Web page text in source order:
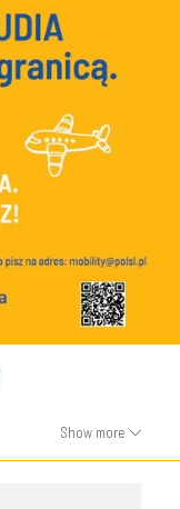
Show more